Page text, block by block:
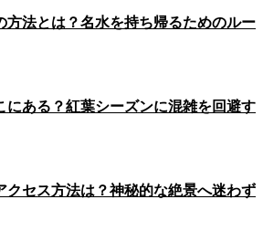
方法とは？名水を持ち帰るためのルー
にある？紅葉シーズンに混雑を回避す
クセス方法は？神秘的な絶景へ迷わず